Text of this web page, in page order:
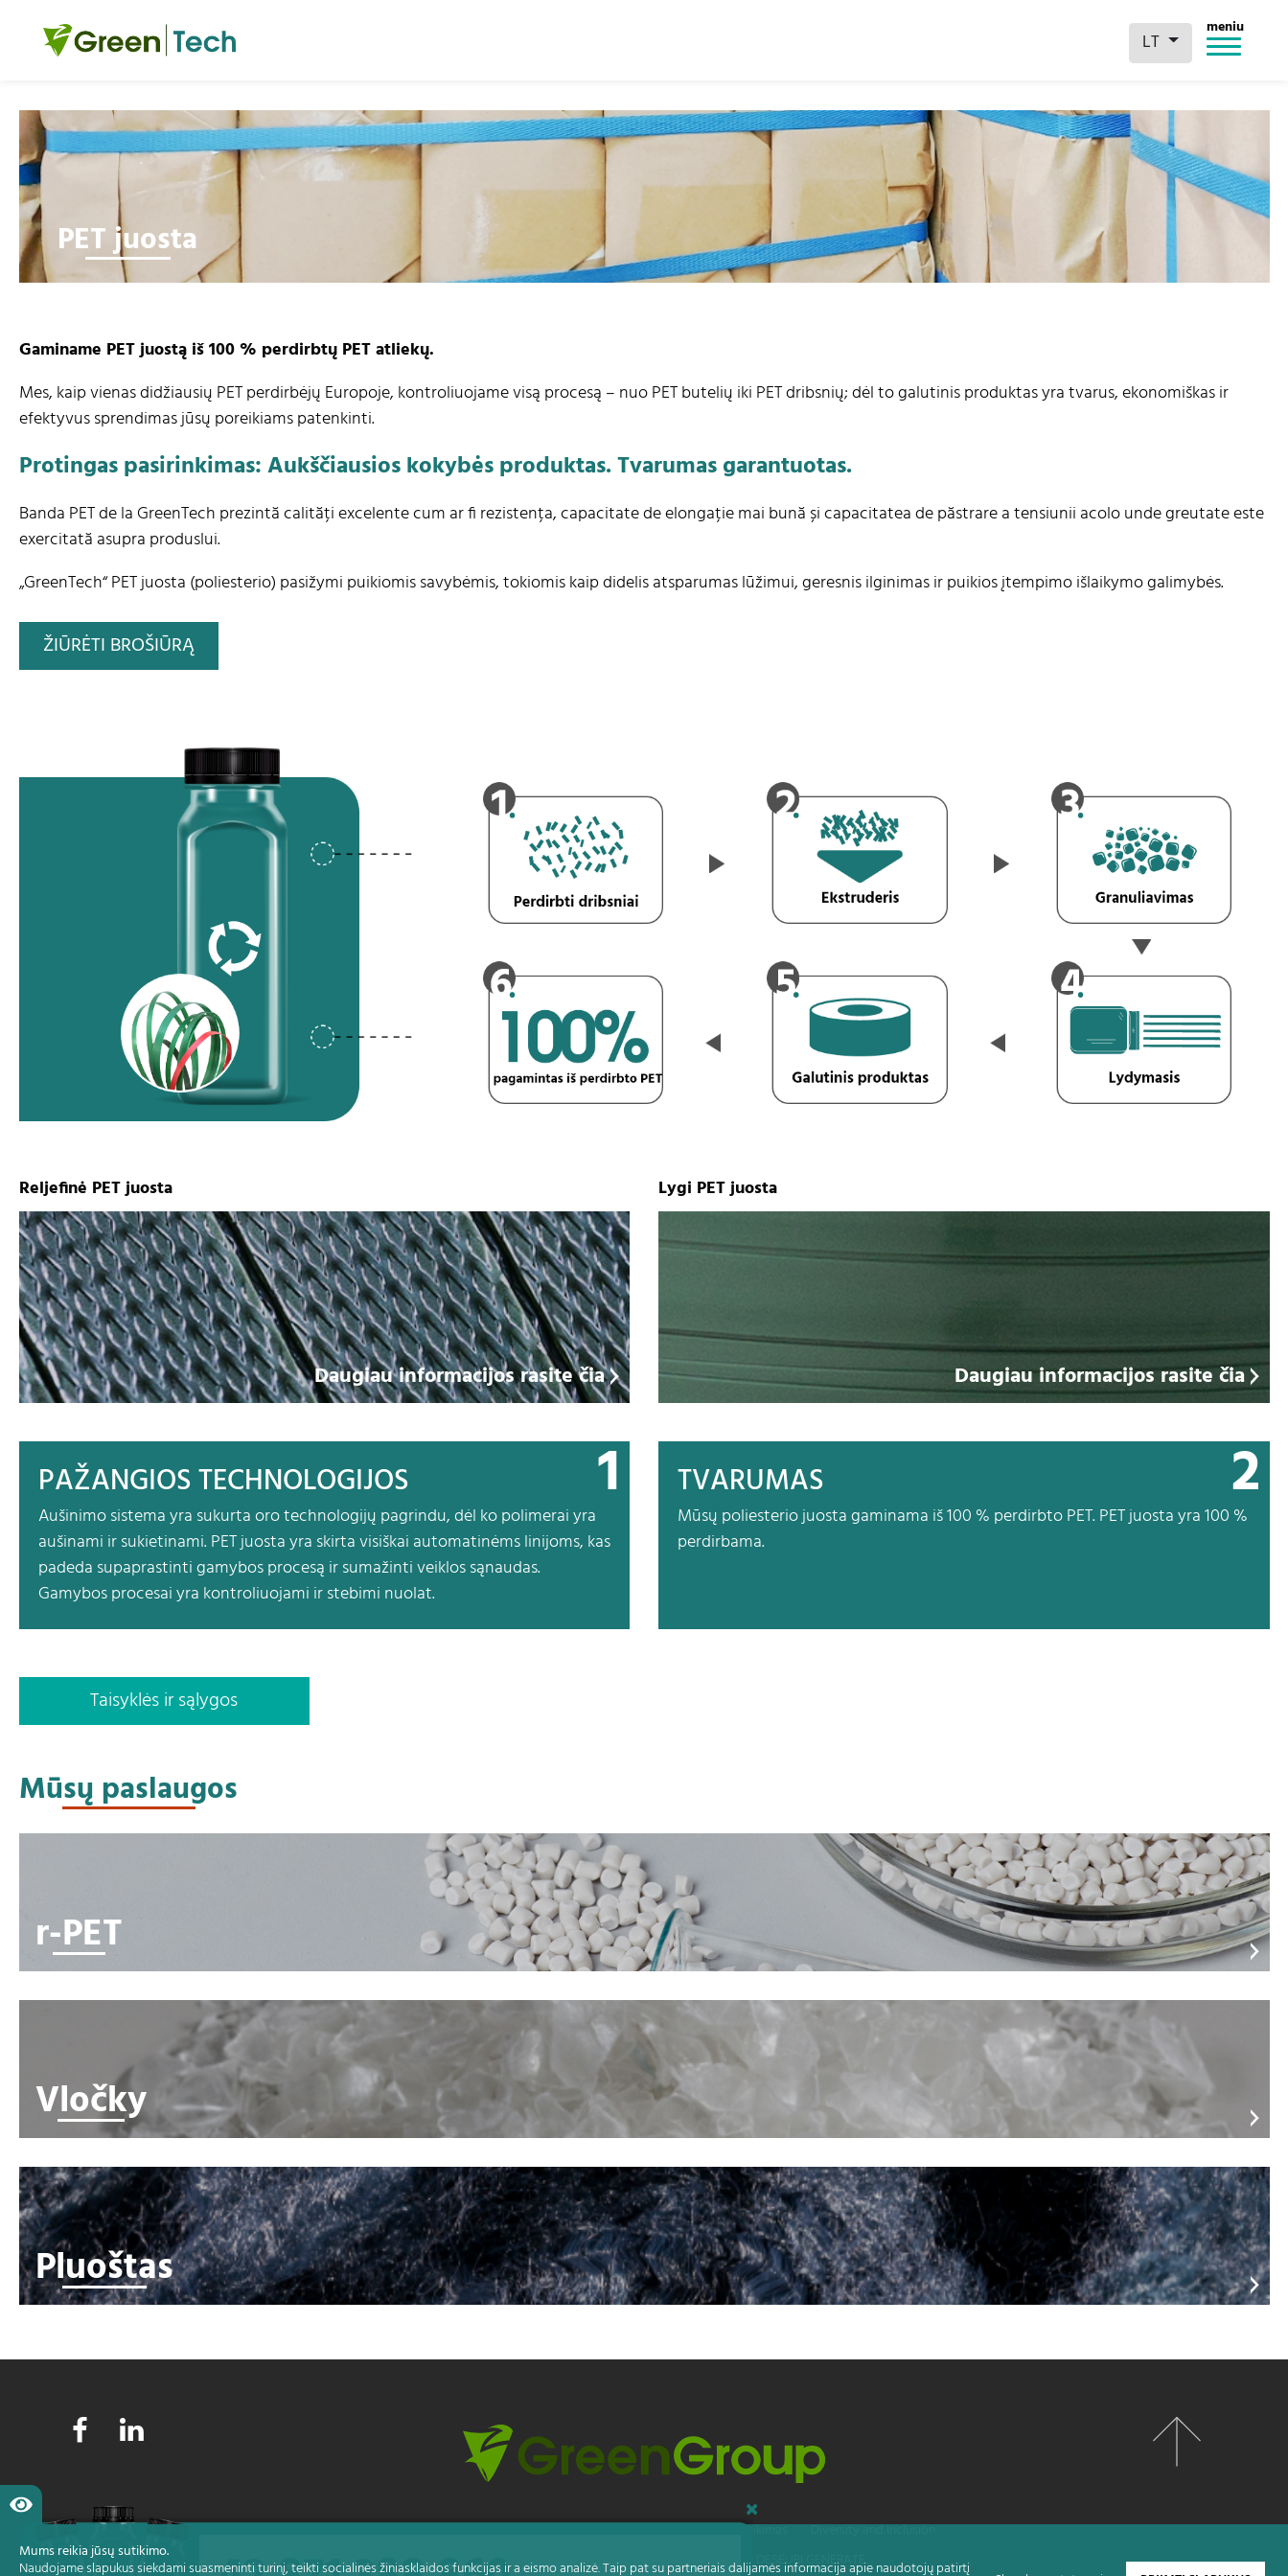
LT
meniu
PET juosta
Gaminame PET juostą iš 100 % perdirbtų PET atliekų.
Mes, kaip vienas didžiausių PET perdirbėjų Europoje, kontroliuojame visą procesą – nuo PET butelių iki PET dribsnių; dėl to galutinis produktas yra tvarus, ekonomiškas ir
efektyvus sprendimas jūsų poreikiams patenkinti.
Protingas pasirinkimas: Aukščiausios kokybės produktas. Tvarumas garantuotas.
Banda PET de la GreenTech prezintă calități excelente cum ar fi rezistența, capacitate de elongație mai bună și capacitatea de păstrare a tensiunii acolo unde greutate este
exercitată asupra produslui.
„GreenTech“ PET juosta (poliesterio) pasižymi puikiomis savybėmis, tokiomis kaip didelis atsparumas lūžimui, geresnis ilginimas ir puikios įtempimo išlaikymo galimybės.
ŽIŪRĖTI BROŠIŪRĄ
Reljefinė PET juosta
Daugiau informacijos rasite čia
Lygi PET juosta
Daugiau informacijos rasite čia
1
PAŽANGIOS TECHNOLOGIJOS
Aušinimo sistema yra sukurta oro technologijų pagrindu, dėl ko polimerai yra
aušinami ir sukietinami. PET juosta yra skirta visiškai automatinėms linijoms, kas
padeda supaprastinti gamybos procesą ir sumažinti veiklos sąnaudas.
Gamybos procesai yra kontroliuojami ir stebimi nuolat.
2
TVARUMAS
Mūsų poliesterio juosta gaminama iš 100 % perdirbto PET. PET juosta yra 100 %
perdirbama.
Taisyklės ir sąlygos
Mūsų paslaugos
r-PET
Vločky
Pluoštas
Sąlygos ir privatumas Apie slapukus Pranešimų apie pažeidimų teikimas
Diversity and Inclusion
PROGRAM DE PREVENIRE SI REDUCERE A CANTITATILOR DE DESEURI GENERATE
Mums reikia jūsų sutikimo.
Naudojame slapukus siekdami suasmeninti turinį, teikti socialinės žiniasklaidos funkcijas ir a eismo analizė. Taip pat su partneriais dalijamės informacija apie naudotojų patirtį